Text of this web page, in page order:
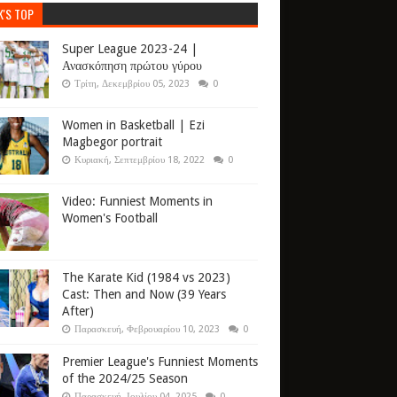
TOP
Super League 2023-24 |
Ανασκόπηση πρώτου γύρου
Τρίτη, Δεκεμβρίου 05, 2023 0
Women in Basketball | Ezi
Magbegor portrait
Κυριακή, Σεπτεμβρίου 18, 2022 0
Video: Funniest Moments in
Women's Football
The Karate Kid (1984 vs 2023)
Cast: Then and Now (39 Years
After)
Παρασκευή, Φεβρουαρίου 10, 2023 0
Premier League's Funniest Moments
of the 2024/25 Season